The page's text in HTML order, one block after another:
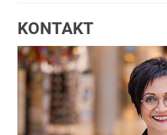
KONTAKT